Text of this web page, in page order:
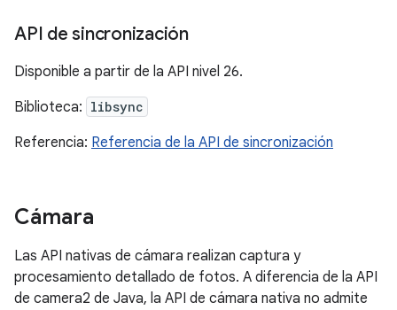
API de sincronización
Disponible a partir de la API nivel 26.
Biblioteca: libsync
Referencia: Referencia de la API de sincronización
Cámara
Las API nativas de cámara realizan captura y
procesamiento detallado de fotos. A diferencia de la API
de camera2 de Java, la API de cámara nativa no admite